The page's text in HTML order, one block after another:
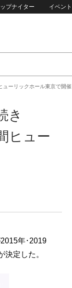
プナイター イベント
ューリックホール東京で開催
き
ヒュー
年･2019
定した。